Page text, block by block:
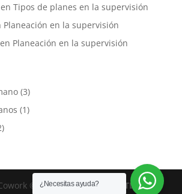
en Tipos de planes en la supervisión
Planeación en la supervisión
en Planeación en la supervisión
(3)
(1)
© 2026 | Diseñado por
TDM
¿Necesitas ayuda?